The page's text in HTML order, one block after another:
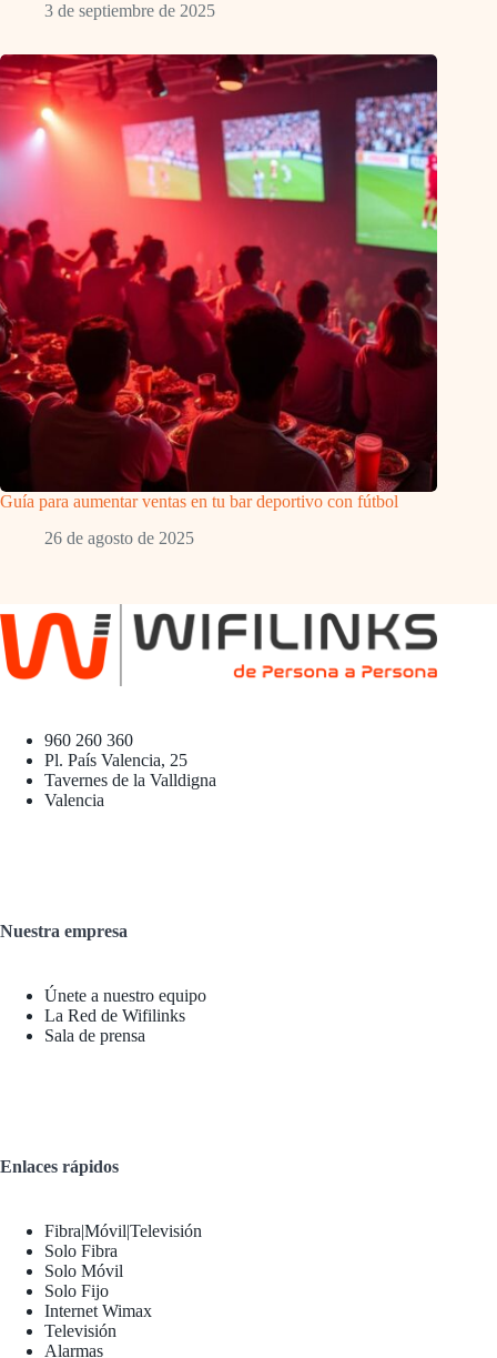
3 de septiembre de 2025
Guía para aumentar ventas en tu bar deportivo con fútbol
26 de agosto de 2025
960 260 360
Pl. País Valencia, 25
Tavernes de la Valldigna
Valencia
Nuestra empresa
Únete a nuestro equipo
La Red de Wifilinks
Sala de prensa
Enlaces rápidos
Fibra|Móvil|Televisión
Solo Fibra
Solo Móvil
Solo Fijo
Internet Wimax
Televisión
Alarmas